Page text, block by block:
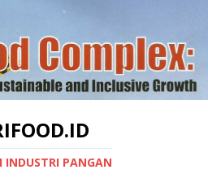
INDUSTRI PANGAN